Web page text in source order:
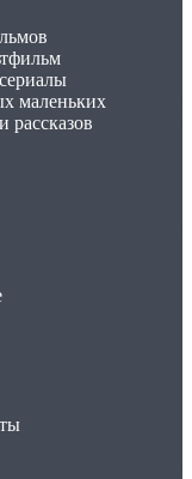
маленьких
рассказов